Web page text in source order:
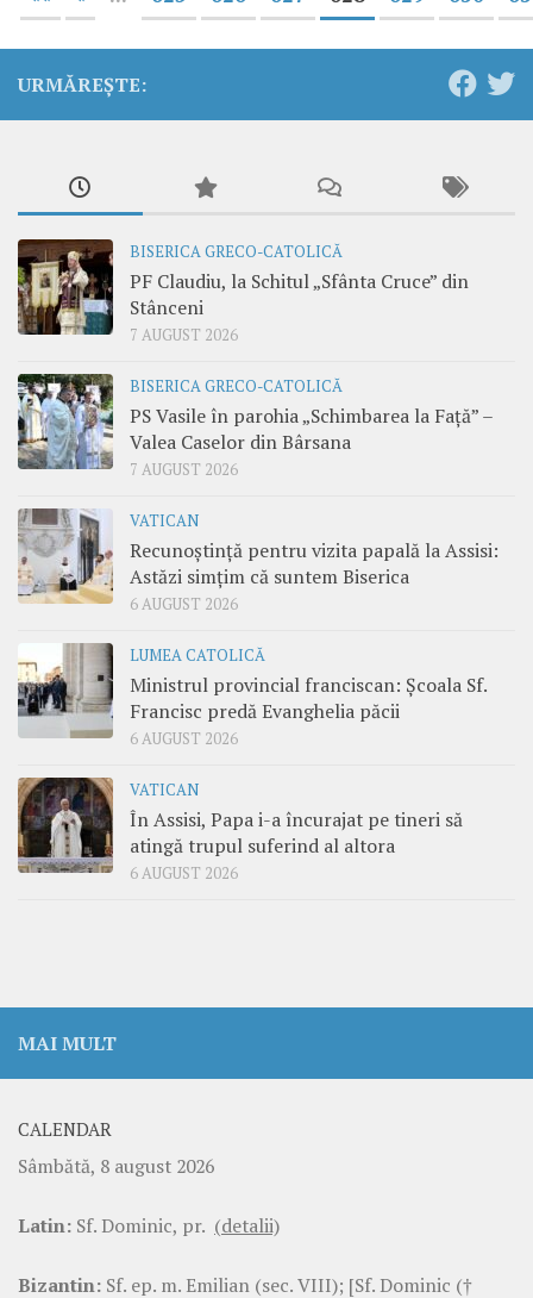
URMĂREȘTE:
BISERICA GRECO-CATOLICĂ
PF Claudiu, la Schitul „Sfânta Cruce” din
Stânceni
7 AUGUST 2026
BISERICA GRECO-CATOLICĂ
PS Vasile în parohia „Schimbarea la Față” –
Valea Caselor din Bârsana
7 AUGUST 2026
VATICAN
Recunoștință pentru vizita papală la Assisi:
Astăzi simțim că suntem Biserica
6 AUGUST 2026
LUMEA CATOLICĂ
Ministrul provincial franciscan: Școala Sf.
Francisc predă Evanghelia păcii
6 AUGUST 2026
VATICAN
În Assisi, Papa i-a încurajat pe tineri să
atingă trupul suferind al altora
6 AUGUST 2026
MAI MULT
CALENDAR
Sâmbătă, 8 august 2026
Latin: Sf. Dominic, pr. (detalii)
Bizantin: Sf. ep. m. Emilian (sec. VIII); [Sf. Dominic (†